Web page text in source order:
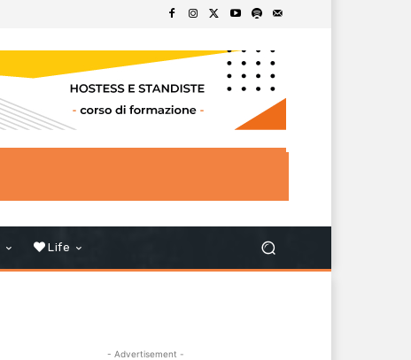
Life
- Advertisement -